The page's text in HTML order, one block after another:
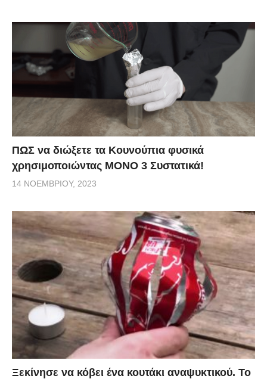
ΠΩΣ να διώξετε τα Κουνούπια φυσικά
χρησιμοποιώντας ΜΟΝΟ 3 Συστατικά!
14 ΝΟΕΜΒΡΊΟΥ, 2023
Ξεκίνησε να κόβει ένα κουτάκι αναψυκτικού. Το